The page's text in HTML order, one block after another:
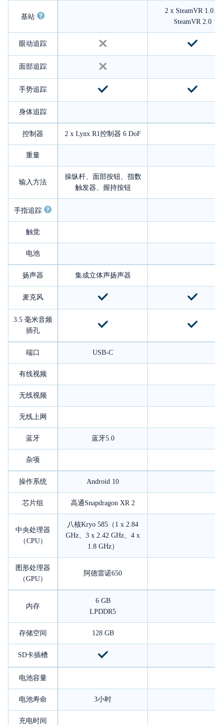
基站
2 x SteamVR 1.0、
SteamVR 2.0
眼动追踪
面部追踪
手势追踪
身体追踪
控制器 2 x Lynx R1控制器 6 DoF
重量
输入方法
操纵杆、面部按钮、指数
触发器、握持按钮
手指追踪
触觉
电池
扬声器 集成立体声扬声器
麦克风
3.5 毫米音频
插孔
端口 USB-C
有线视频
无线视频
无线上网
蓝牙 蓝牙5.0
杂项
操作系统 Android 10
芯片组 高通Snapdragon XR 2
中央处理器
（CPU）
八核Kryo 585（1 x 2.84
GHz、3 x 2.42 GHz、4 x
1.8 GHz）
图形处理器
（GPU）
阿德雷诺650
内存
6 GB
LPDDR5
存储空间 128 GB
SD卡插槽
电池容量
电池寿命 3小时
充电时间